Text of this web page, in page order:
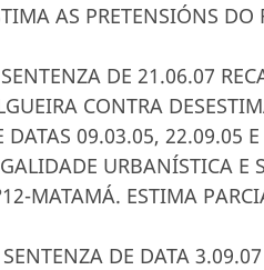
AS PRETENSIÓNS DO
DE 21.06.07
CONTRA
DATAS 09.03.05, 22.09.05
URBANÍSTICA
MATAMÁ. ESTIMA
DE DATA